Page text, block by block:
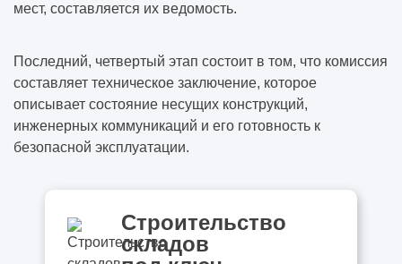
мест, составляется их ведомость.
Последний, четвертый этап состоит в том, что комиссия
составляет техническое заключение, которое
описывает состояние несущих конструкций,
инженерных коммуникаций и его готовность к
безопасной эксплуатации.
Строительство
складов